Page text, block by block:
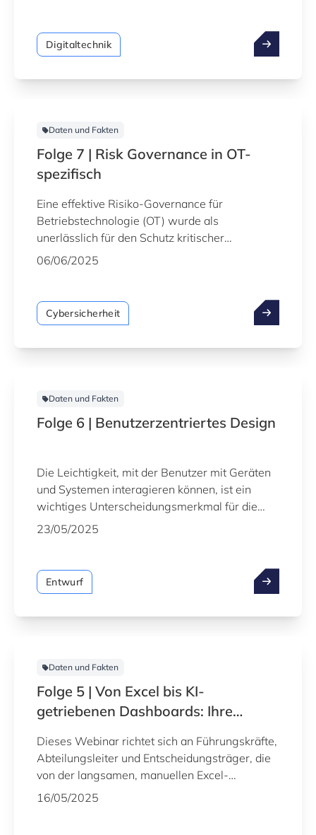
Digitaltechnik
Daten und Fakten
Folge 7 | Risk Governance in OT-
spezifisch
Eine effektive Risiko-Governance für
Betriebstechnologie (OT) wurde als
unerlässlich für den Schutz kritischer
Infrastrukturen, den Schutz vor Cyber-
Widerstandsfähigkeit dargestellt.
06/06/2025
Cybersicherheit
Daten und Fakten
Folge 6 | Benutzerzentriertes Design
Die Leichtigkeit, mit der Benutzer mit Geräten
und Systemen interagieren können, ist ein
wichtiges Unterscheidungsmerkmal für die
Gesamtproduktivität und -leistung. Die
Kontrollräume,
Werkzeugmaschinenschnittstellen, Systeme
23/05/2025
Entwurf
Daten und Fakten
Folge 5 | Von Excel bis KI-
getriebenen Dashboards: Ihre
Dieses Webinar richtet sich an Führungskräfte,
Abteilungsleiter und Entscheidungsträger, die
von der langsamen, manuellen Excel-
Berichterstellung und den damit verbundenen
16/05/2025